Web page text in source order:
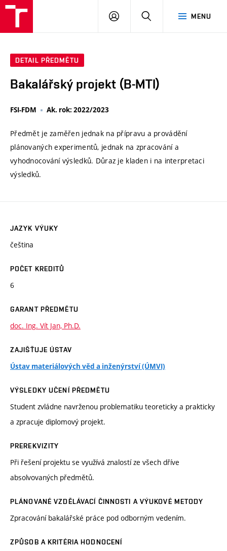
MENU
PŘIHLÁSIT
DETAIL PŘEDMĚTU
Bakalářský projekt (B-MTI)
FSI-FDM Ak. rok: 2022/2023
Předmět je zaměřen jednak na přípravu a provádění
plánovaných experimentů, jednak na zpracování a
vyhodnocování výsledků. Důraz je kladen i na interpretaci
výsledků.
JAZYK VÝUKY
čeština
POČET KREDITŮ
6
GARANT PŘEDMĚTU
doc. Ing. Vít Jan, Ph.D.
ZAJIŠŤUJE ÚSTAV
Ústav materiálových věd a inženýrství (ÚMVI)
VÝSLEDKY UČENÍ PŘEDMĚTU
Student zvládne navrženou problematiku teoreticky a prakticky
a zpracuje diplomový projekt.
PREREKVIZITY
Při řešení projektu se využívá znalostí ze všech dříve
absolvovaných předmětů.
PLÁNOVANÉ VZDĚLÁVACÍ ČINNOSTI A VÝUKOVÉ METODY
Zpracování bakalářské práce pod odborným vedením.
ZPŮSOB A KRITÉRIA HODNOCENÍ